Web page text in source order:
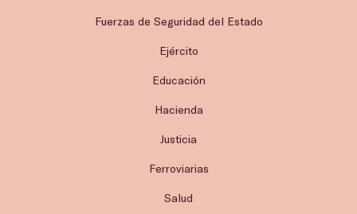
Fuerzas de Seguridad del Estado
Ejército
Educación
Hacienda
Justicia
Ferroviarias
Salud